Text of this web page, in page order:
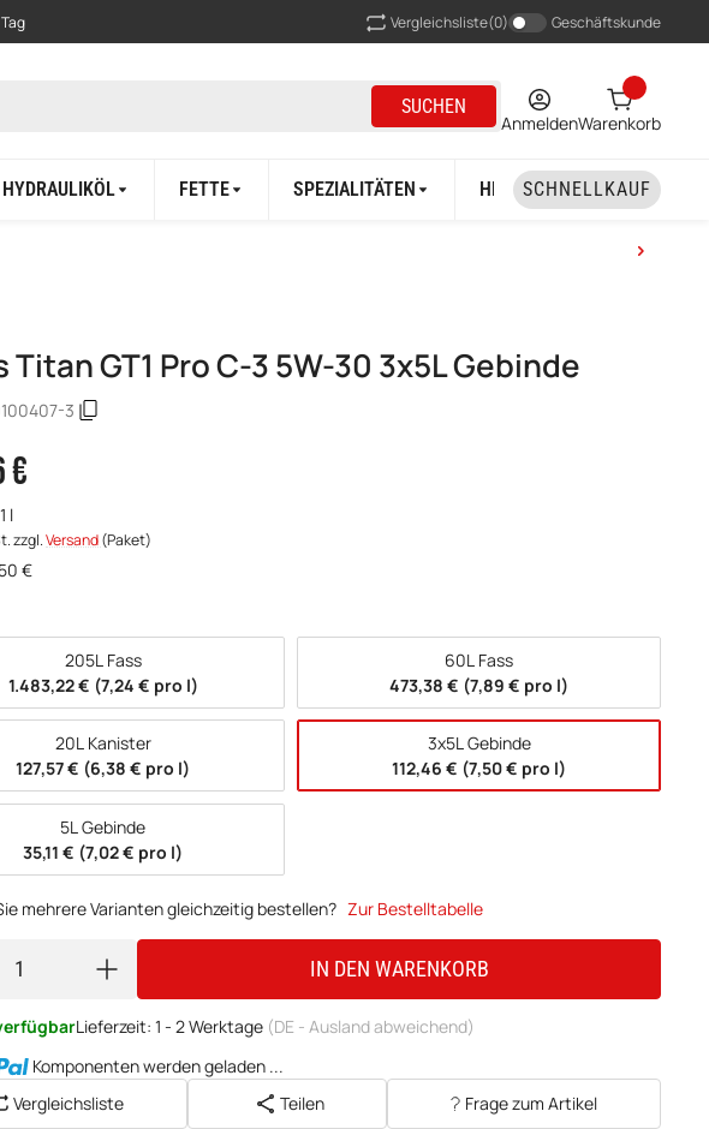
Vergleichsliste(0) Geschäftskunde
SUCHEN
AnmeldenWarenkorb
HYDRAULIKÖL FETTE SPEZIALITÄTEN HERSTELLER
SCHNELLKAUF
Titan GT1 Pro C-3 5W-30 3x5L Gebinde
3
€
l
zzgl.Versand(Paket)
€
205L Fass
1.483,22 € (7,24 € pro l)
60L Fass
473,38 € (7,89 € pro l)
20L Kanister
127,57 € (6,38 € pro l)
3x5L Gebinde
112,46 € (7,50 € pro l)
5L Gebinde
35,11 € (7,02 € pro l)
mehrere Varianten gleichzeitig bestellen? Zur Bestelltabelle
IN DEN WARENKORB
Lieferzeit: 1 - 2 Werktage (DE - Ausland abweichend)
Komponenten werden geladen ...
Vergleichsliste
Teilen Frage zum Artikel